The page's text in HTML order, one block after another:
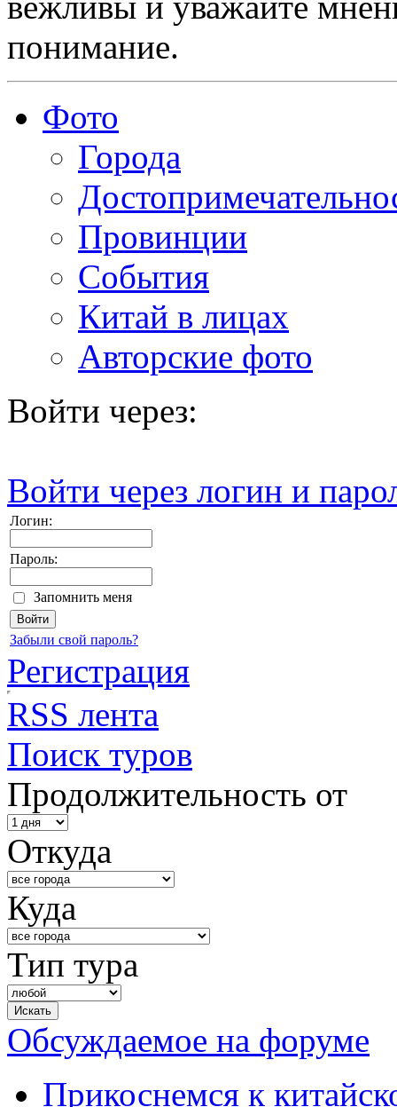
понимание.
Фото
Города
Провинции
События
Китай в лицах
Авторские фото
Войти через:
Войти через логин и
Логин:
Пароль:
Запомнить меня
Забыли свой пароль?
Регистрация
RSS лента
Поиск туров
Продолжительность от
Откуда
Куда
Тип тура
Обсуждаемое на форуме
Прикоснемся к